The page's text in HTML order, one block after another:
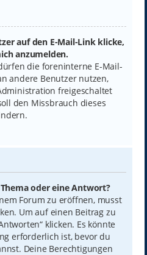
auf den E-Mail-Link klicke,
anzumelden.
die foreninterne E-Mail-
andere Benutzer nutzen,
freigeschaltet
den Missbrauch dieses
oder eine Antwort?
Forum zu eröffnen, musst
Um auf einen Beitrag zu
klicken. Es könnte
erforderlich ist, bevor du
Deine Berechtigungen